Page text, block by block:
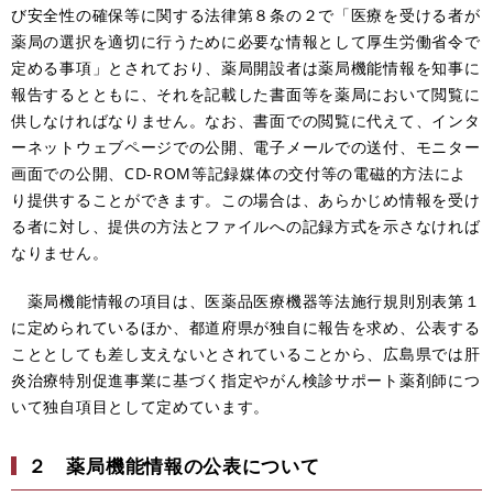
び安全性の確保等に関する法律第８条の２で「医療を受ける者が
薬局の選択を適切に行うために必要な情報として厚生労働省令で
定める事項」とされており、薬局開設者は薬局機能情報を知事に
報告するとともに、それを記載した書面等を薬局において閲覧に
供しなければなりません。なお、書面での閲覧に代えて、インタ
ーネットウェブページでの公開、電子メールでの送付、モニター
画面での公開、CD-ROM等記録媒体の交付等の電磁的方法によ
り提供することができます。この場合は、あらかじめ情報を受け
る者に対し、提供の方法とファイルへの記録方式を示さなければ
なりません。
薬局機能情報の項目は、医薬品医療機器等法施行規則別表第１
に定められているほか、都道府県が独自に報告を求め、公表する
こととしても差し支えないとされていることから、広島県では肝
炎治療特別促進事業に基づく指定やがん検診サポート薬剤師につ
いて独自項目として定めています。
２ 薬局機能情報の公表について